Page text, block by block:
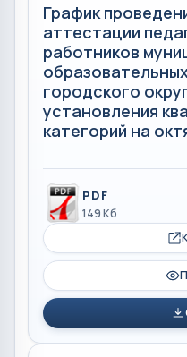
График
аттестации
работников
городского
установления
категорий на
PDF
149 Кб